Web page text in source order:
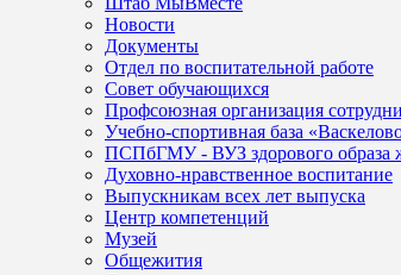
Новости
Документы
Отдел по воспитательной работе
Совет обучающихся
Профсоюзная организация
Учебно-спортивная база
ПСПбГМУ - ВУЗ здорового образа
Духовно-нравственное воспитание
Выпускникам всех лет выпуска
Центр компетенций
Музей
Общежития